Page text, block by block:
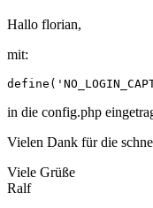
Hallo florian,
mit:
in die config.php
Vielen Dank für die
Viele Grüße
Ralf